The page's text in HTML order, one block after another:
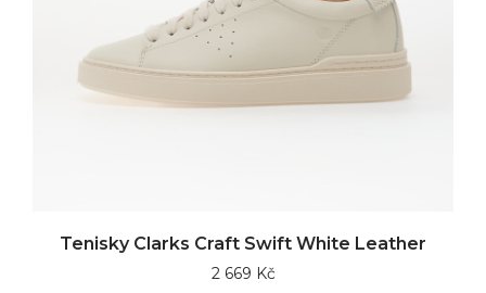
Tenisky Clarks Craft Swift White Leather
2 669 Kč